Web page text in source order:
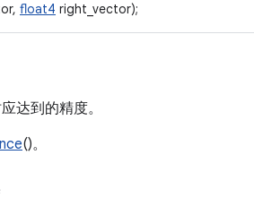
float4 right_vector);
达到的精度。
()。